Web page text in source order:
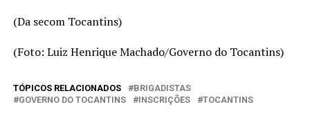
(Da secom Tocantins)
(Foto: Luiz Henrique Machado/Governo do Tocantins)
TÓPICOS RELACIONADOS
BRIGADISTAS
GOVERNO DO TOCANTINS
INSCRIÇÕES TOCANTINS